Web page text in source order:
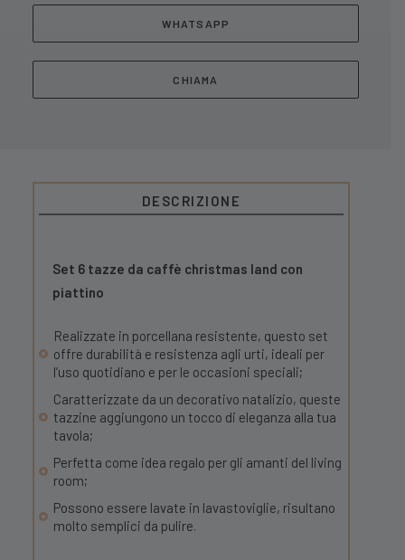
WHATSAPP
CHIAMA
DESCRIZIONE
Set 6 tazze da caffè christmas land con
piattino
Realizzate in porcellana resistente, questo set
offre durabilità e resistenza agli urti, ideali per
l’uso quotidiano e per le occasioni speciali;
Caratterizzate da un decorativo natalizio, queste
tazzine aggiungono un tocco di eleganza alla tua
tavola;
Perfetta come idea regalo per gli amanti del living
room;
Possono essere lavate in lavastoviglie, risultano
molto semplici da pulire.